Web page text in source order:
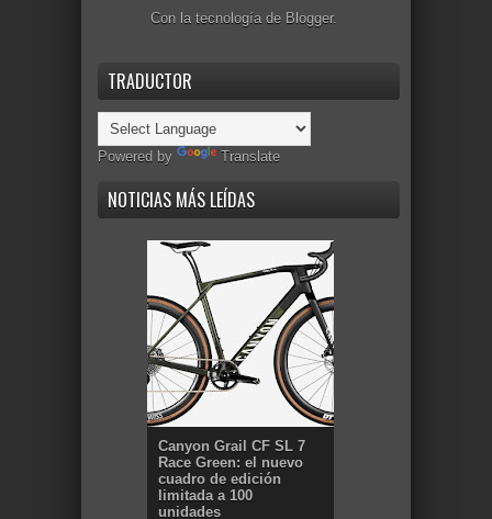
Con la tecnología de Blogger.
TRADUCTOR
Powered by Translate
NOTICIAS MÁS LEÍDAS
Canyon Grail CF SL 7
Race Green: el nuevo
cuadro de edición
limitada a 100
unidades